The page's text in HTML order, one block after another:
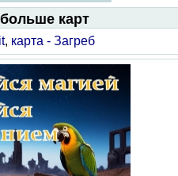
карт
, карта - Загреб